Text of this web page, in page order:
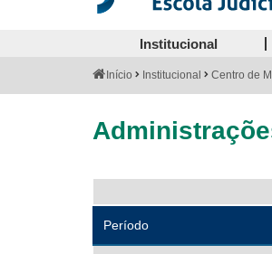
Institucional
VocêInício Institucional Centro de
Aviso
sobre
Período